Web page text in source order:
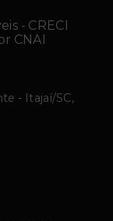
- CRECI
CNAI
- Itajaí/SC,